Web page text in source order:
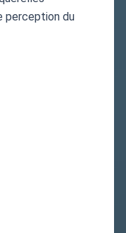
perception du